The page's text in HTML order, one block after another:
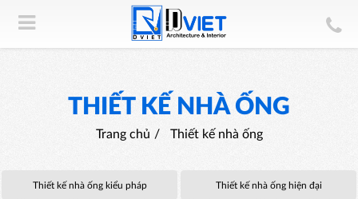
THIẾT KẾ NHÀ ỐNG
Trang chủ Thiết kế nhà ống
Thiết kế nhà ống kiểu pháp Thiết kế nhà ống hiện đại